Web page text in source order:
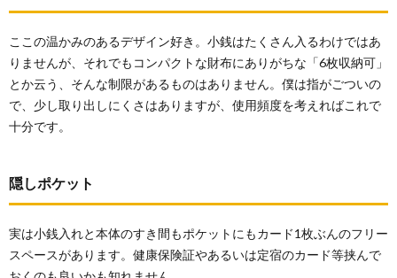
ここの温かみのあるデザイン好き。小銭はたくさん入るわけではあ
りませんが、それでもコンパクトな財布にありがちな「6枚収納可」
とか云う、そんな制限があるものはありません。僕は指がごついの
で、少し取り出しにくさはありますが、使用頻度を考えればこれで
十分です。
隠しポケット
実は小銭入れと本体のすき間もポケットにもカード1枚ぶんのフリー
スペースがあります。健康保険証やあるいは定宿のカード等挟んで